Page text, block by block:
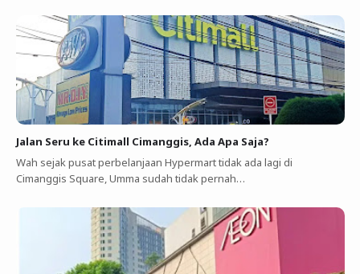
Jalan Seru ke Citimall Cimanggis, Ada Apa Saja?
Wah sejak pusat perbelanjaan Hypermart tidak ada lagi di
Cimanggis Square, Umma sudah tidak pernah…